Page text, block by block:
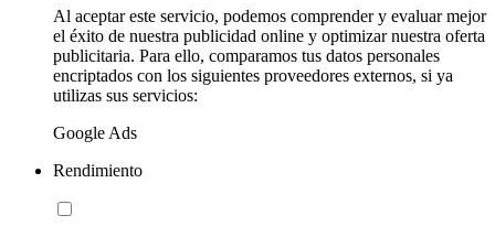
Al aceptar este servicio, podemos comprender y evaluar mejor
el éxito de nuestra publicidad online y optimizar nuestra oferta
publicitaria. Para ello, comparamos tus datos personales
encriptados con los siguientes proveedores externos, si ya
utilizas sus servicios:
Google Ads
Rendimiento